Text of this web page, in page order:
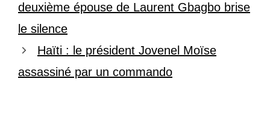
deuxième épouse de Laurent Gbagbo brise
le silence
Haïti : le président Jovenel Moïse
assassiné par un commando